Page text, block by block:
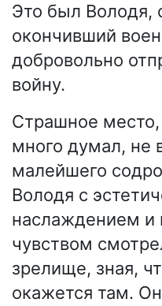
Это был Володя,
окончивший
добровольно
войну.
Страшное
много думал, не
малейшего
Володя с
наслаждением и
чувством
зрелище, зная,
окажется там.